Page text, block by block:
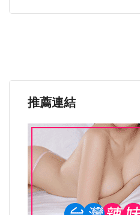
推薦連結